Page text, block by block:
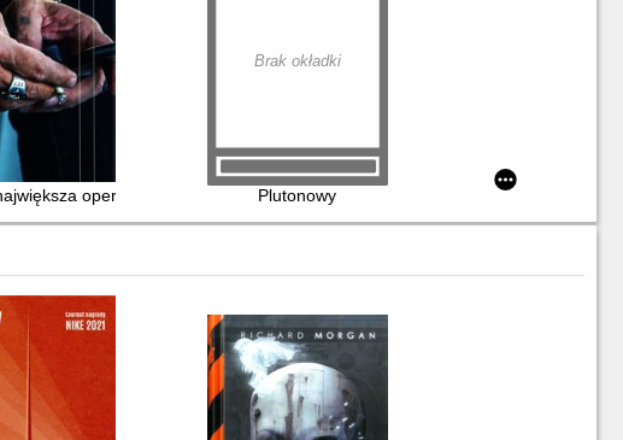
Morzem Śródziemnym i Atlantykiem
operacja FBI przeciwko światowej przestępczości
Brak okładki
Plutonowy